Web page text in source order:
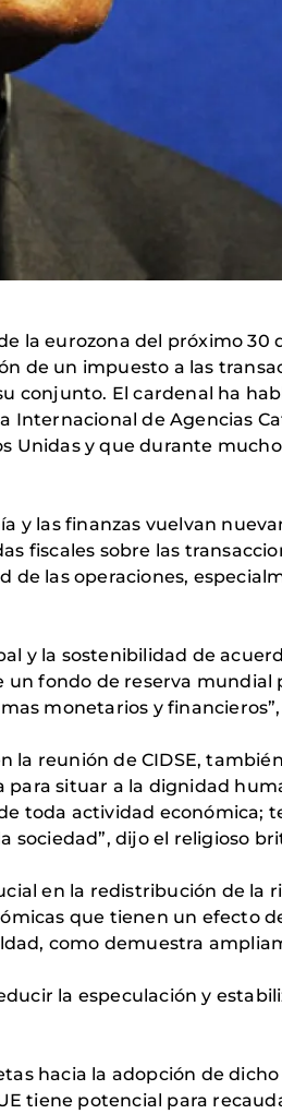
la eurozona del próximo 30
de un impuesto a las
conjunto. El cardenal ha
de Agencias
Unidas y que durante
y las finanzas vuelvan
fiscales sobre las
las operaciones,
y la sostenibilidad de
fondo de reserva mundial
monetarios y
reunión de CIDSE,
para situar a la dignidad
toda actividad económica;
sociedad”, dijo el religioso
en la redistribución de la
que tienen un efecto
como demuestra
la especulación y
hacia la adopción de
tiene potencial para